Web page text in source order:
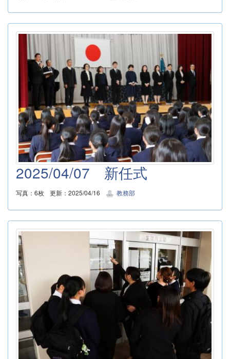
2025/04/07 新任式
写真：6枚 更新：2025/04/16 教務部